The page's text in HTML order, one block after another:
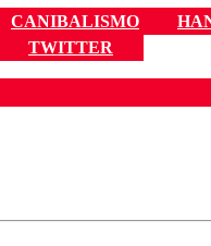
CANIBALISMO
TWITTER